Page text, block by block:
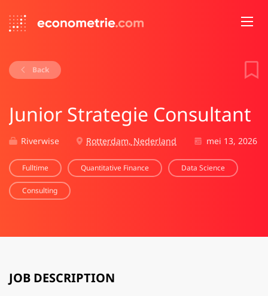
Back
Junior Strategie Consultant
Riverwise Rotterdam, Nederland mei 13, 2026
Fulltime Quantitative Finance Data Science
Consulting
JOB DESCRIPTION